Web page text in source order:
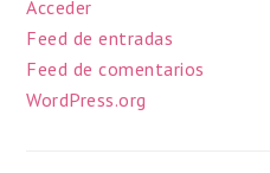
Acceder
Feed de entradas
Feed de comentarios
WordPress.org